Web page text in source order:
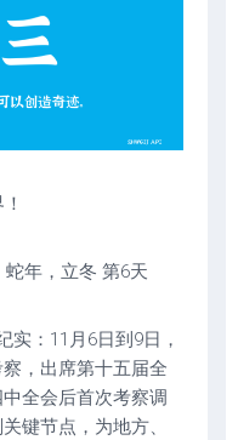
年，立冬 第6天
实：11月6日到9日，
，出席第十五届全
全会后首次考察调
键节点，为地方、